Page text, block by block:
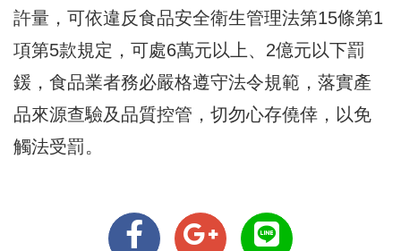
許量，可依違反食品安全衛生管理法第15條第1
項第5款規定，可處6萬元以上、2億元以下罰
鍰，食品業者務必嚴格遵守法令規範，落實產
品來源查驗及品質控管，切勿心存僥倖，以免
觸法受罰。